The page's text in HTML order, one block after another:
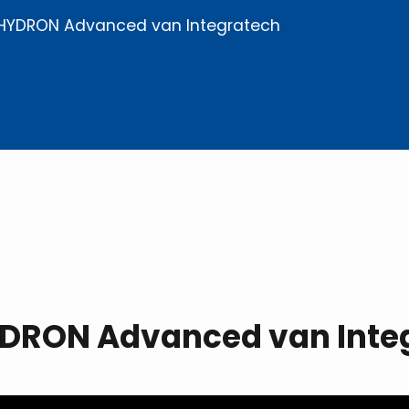
Advanced van Integratech
Advanced van